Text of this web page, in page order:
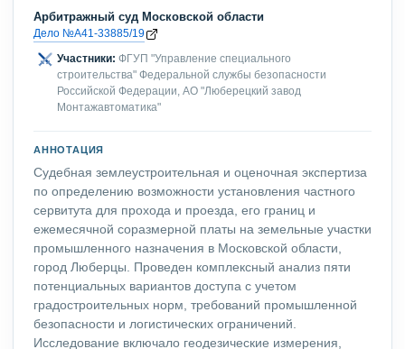
Арбитражный суд Московской области
Дело №А41-33885/19
Участники: ФГУП "Управление специального
строительства" Федеральной службы безопасности
Российской Федерации, АО "Люберецкий завод
Монтажавтоматика"
АННОТАЦИЯ
Судебная землеустроительная и оценочная экспертиза
по определению возможности установления частного
сервитута для прохода и проезда, его границ и
ежемесячной соразмерной платы на земельные участки
промышленного назначения в Московской области,
город Люберцы. Проведен комплексный анализ пяти
потенциальных вариантов доступа с учетом
градостроительных норм, требований промышленной
безопасности и логистических ограничений.
Исследование включало геодезические измерения,